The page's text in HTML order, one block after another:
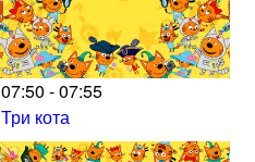
07:50 - 07:55
Три кота